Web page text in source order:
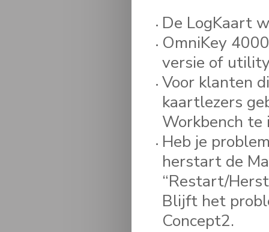
De LogKaart
OmniKey
versie of
Voor klanten
kaartlezers
Workbench
Heb je
herstart de
“Restart/
Blijft het
Concept2.